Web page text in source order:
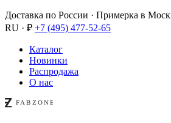
Доставка по России · Примерка в
RU · ₽ +7 (495) 477-52-65
Каталог
Новинки
Распродажа
О нас